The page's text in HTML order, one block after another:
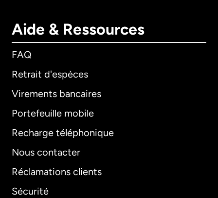
Aide & Ressources
FAQ
Retrait d'espèces
Virements bancaires
Portefeuille mobile
Recharge téléphonique
Nous contacter
Réclamations clients
Sécurité